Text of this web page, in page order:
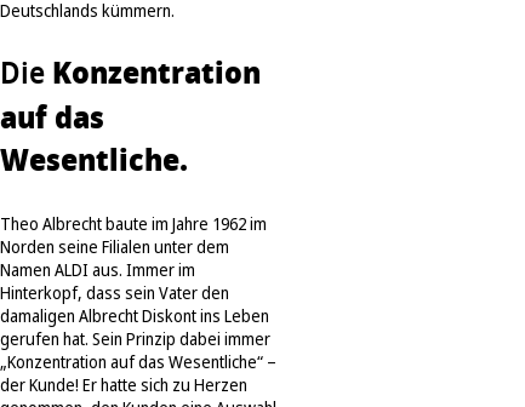
Deutschlands kümmern.
DieKonzentration
auf das
Wesentliche.
Theo Albrecht baute im Jahre 1962 im
Norden seine Filialen unter dem
Namen ALDI aus. Immer im
Hinterkopf, dass sein Vater den
damaligen Albrecht Diskont ins Leben
gerufen hat. Sein Prinzip dabei immer
„Konzentration auf das Wesentliche“ –
der Kunde! Er hatte sich zu Herzen